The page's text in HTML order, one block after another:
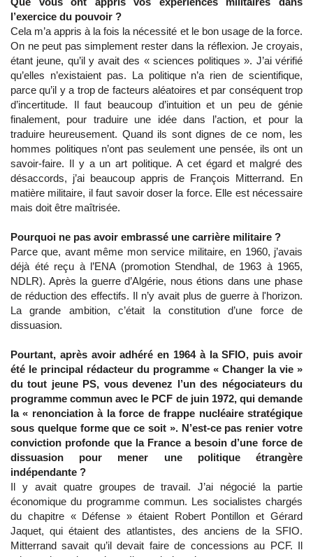
l’exercice du pouvoir ?
Cela m’a appris à la fois la nécessité et le bon usage de la force.
On ne peut pas simplement rester dans la réflexion. Je croyais,
étant jeune, qu’il y avait des « sciences politiques ». J’ai vérifié
qu’elles n’existaient pas. La politique n’a rien de scientifique,
parce qu’il y a trop de facteurs aléatoires et par conséquent trop
d’incertitude. Il faut beaucoup d’intuition et un peu de génie
finalement, pour traduire une idée dans l’action, et pour la
traduire heureusement. Quand ils sont dignes de ce nom, les
hommes politiques n’ont pas seulement une pensée, ils ont un
savoir-faire. Il y a un art politique. A cet égard et malgré des
désaccords, j’ai beaucoup appris de François Mitterrand. En
matière militaire, il faut savoir doser la force. Elle est nécessaire
mais doit être maîtrisée.
Pourquoi ne pas avoir embrassé une carrière militaire ?
Parce que, avant même mon service militaire, en 1960, j’avais
déjà été reçu à l’ENA (promotion Stendhal, de 1963 à 1965,
NDLR). Après la guerre d’Algérie, nous étions dans une phase
de réduction des effectifs. Il n’y avait plus de guerre à l'horizon.
La grande ambition, c’était la constitution d’une force de
dissuasion.
Pourtant, après avoir adhéré en 1964 à la SFIO, puis avoir
été le principal rédacteur du programme « Changer la vie »
du tout jeune PS, vous devenez l’un des négociateurs du
programme commun avec le PCF de juin 1972, qui demande
la « renonciation à la force de frappe nucléaire stratégique
sous quelque forme que ce soit ». N’est-ce pas renier votre
conviction profonde que la France a besoin d’une force de
dissuasion pour mener une politique étrangère
indépendante ?
Il y avait quatre groupes de travail. J’ai négocié la partie
économique du programme commun. Les socialistes chargés
du chapitre « Défense » étaient Robert Pontillon et Gérard
Jaquet, qui étaient des atlantistes, des anciens de la SFIO.
Mitterrand savait qu’il devait faire de concessions au PCF. Il